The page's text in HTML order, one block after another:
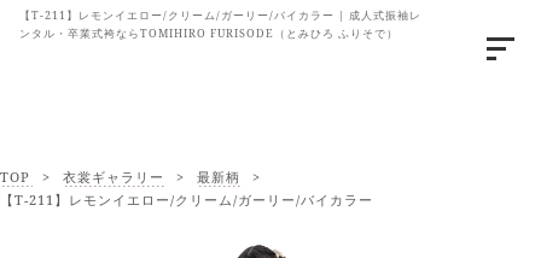
【T-211】レモンイエロー/クリーム/ガーリー/バイカラー | 成人式振袖レ
ンタル・卒業式袴ならTOMIHIRO FURISODE（とみひろ ふりそで）
TOP > 衣裳ギャラリー > 最新柄
>
【T-211】レモンイエロー/クリーム/ガーリー/バイカラー